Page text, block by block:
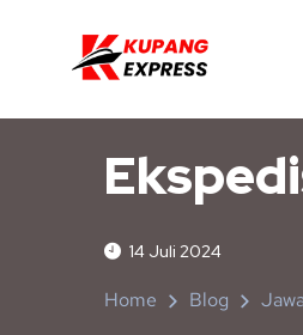
14 Juli 2024
Home Blog